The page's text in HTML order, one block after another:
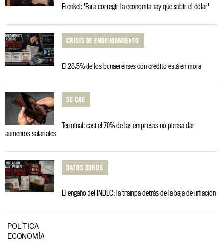
Frenkel: 'Para corregir la economía hay que subir el dólar'
CRISIS DE ENDEUDAMIENTO
El 28,5% de los bonaerenses con crédito está en mora
SE CAE
Terminal: casi el 70% de las empresas no piensa dar
aumentos salariales
DATOS DUROS
El engaño del INDEC: la trampa detrás de la baja de inflación
POLÍTICA
ECONOMÍA